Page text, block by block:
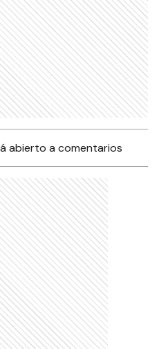
abierto a comentarios